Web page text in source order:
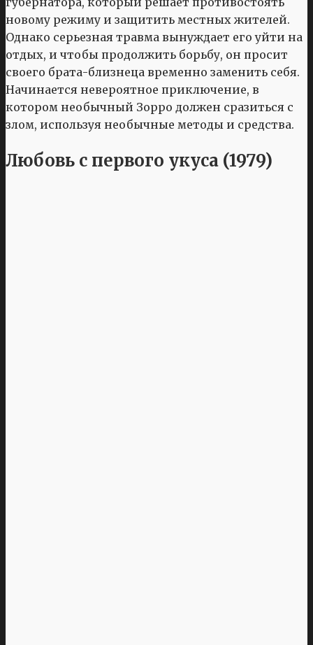
новому режиму и защитить местных жителей.
Однако серьезная травма вынуждает его уйти на
отдых, и чтобы продолжить борьбу, он просит
своего брата-близнеца временно заменить себя.
Начинается невероятное приключение, в
котором необычный Зорро должен сразиться с
злом, используя необычные методы и средства.
Любовь с первого укуса (1979)